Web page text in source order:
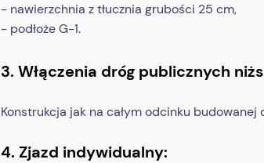
- nawierzchnia z tłucznia grubości 25 cm,
- podłoże G-1.
3. Włączenia dróg publicznych
Konstrukcja jak na całym odcinku budowanej
4. Zjazd indywidualny: